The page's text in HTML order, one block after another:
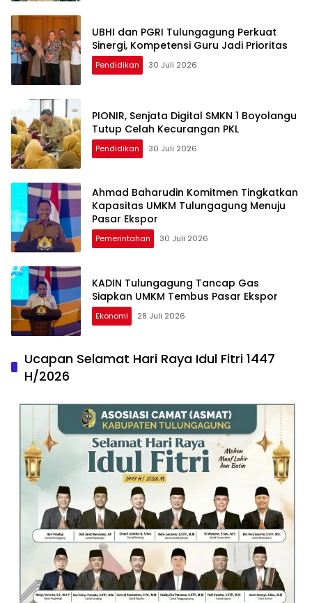
UBHI dan PGRI Tulungagung Perkuat
Sinergi, Kompetensi Guru Jadi Prioritas
Pendidikan 30 Juli 2026
PIONIR, Senjata Digital SMKN 1 Boyolangu
Tutup Celah Kecurangan PKL
Pendidikan 30 Juli 2026
Ahmad Baharudin Komitmen Tingkatkan
Kapasitas UMKM Tulungagung Menuju
Pasar Ekspor
Pemerintahan 30 Juli 2026
KADIN Tulungagung Tancap Gas
Siapkan UMKM Tembus Pasar Ekspor
Ekonomi 28 Juli 2026
Ucapan Selamat Hari Raya Idul Fitri 1447
H/2026